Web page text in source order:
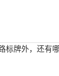
标牌外，还有